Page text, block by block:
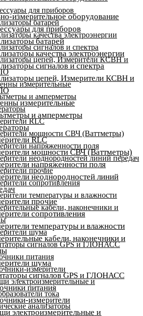
для приборов
батарей
качества электроэнергии
сигналов и спектра
цепей, Измерители КСВН и
измерительные
и амперметры
RLC
мощности СВЧ (Ваттметры)
напряженности поля
неоднородностей линий передач
прочие
сопротивления
температуры и влажности
кабели, наконечники и
шума
сигналов GPS и ГЛОНАСС
питания
измерители
электроизмерительные и
тока
анализаторы
измерительное оборудование
для приборов
батарей
качества электроэнергии
сигналов и спектра
цепей, Измерители КСВН и
измерительные
и амперметры
RLC
мощности СВЧ (Ваттметры)
напряженности поля
неоднородностей линий
прочие
сопротивления
температуры и влажности
кабели, наконечники и
шума
сигналов GPS и ГЛОНАСС
питания
измерители
электроизмерительные и